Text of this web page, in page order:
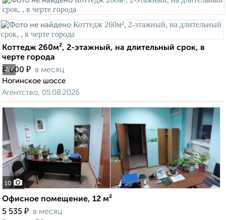
2/7
Коттедж 260м², 2-этажный, на длительный срок, в
черте города
8 000 ₽ в месяц
Ногинское шоссе
Агентство, 05.08.2026
10
Офисное помещение, 12 м²
5 535 ₽ в месяц